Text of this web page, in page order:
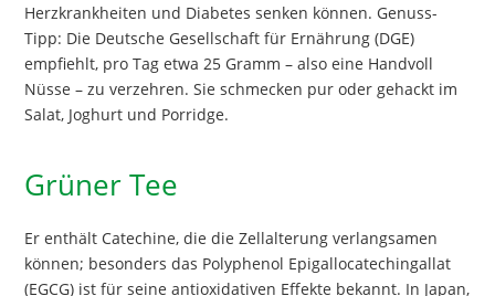
Herzkrankheiten und Diabetes senken können. Genuss-
Tipp: Die Deutsche Gesellschaft für Ernährung (DGE)
empfiehlt, pro Tag etwa 25 Gramm – also eine Handvoll
Nüsse – zu verzehren. Sie schmecken pur oder gehackt im
Salat, Joghurt und Porridge.
Grüner Tee
Er enthält Catechine, die die Zellalterung verlangsamen
können; besonders das Polyphenol Epigallocatechingallat
(EGCG) ist für seine antioxidativen Effekte bekannt. In Japan,